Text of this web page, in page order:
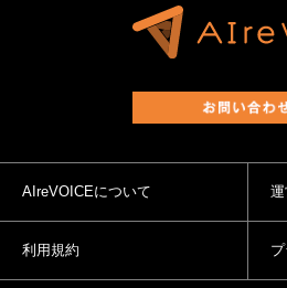
AIreVOICEについて
利用規約